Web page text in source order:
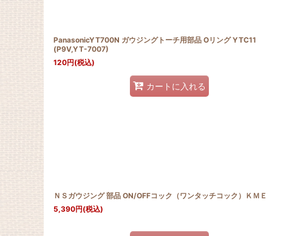
PanasonicYT700N ガウジングトーチ用部品 Oリング YTC11
(P9V,YT-7007)
120円(税込)
カートに入れる
ＮＳガウジング 部品 ON/OFFコック（ワンタッチコック）ＫＭＥ
5,390円(税込)